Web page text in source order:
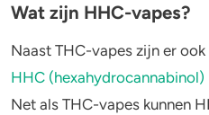
Wat zijn HHC-vapes?
Naast THC-vapes zijn er
HHC (hexahydrocannabinol)
Net als THC-vapes kunnen